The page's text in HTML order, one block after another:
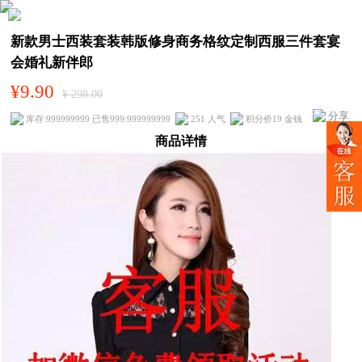
新款男士西装套装韩版修身商务格纹定制西服三件套宴
会婚礼新伴郎
分享
¥9.90 ¥ 298.00
库存:999999999 已售999:999999999 251 人气 积分价19 金钱
商品详情